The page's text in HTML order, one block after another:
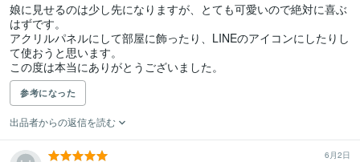
娘に見せるのは少し先になりますが、とても可愛いので絶対に喜ぶ
はずです。
アクリルパネルにして部屋に飾ったり、LINEのアイコンにしたりし
て使おうと思います。
この度は本当にありがとうございました。
参考になった
出品者からの返信を読む
6月2日